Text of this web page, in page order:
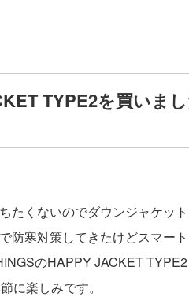
TYPE2を買いま
たくないのでダウンジャケッ
防寒対策してきたけどスマー
のHAPPY JACKET
に楽しみです。